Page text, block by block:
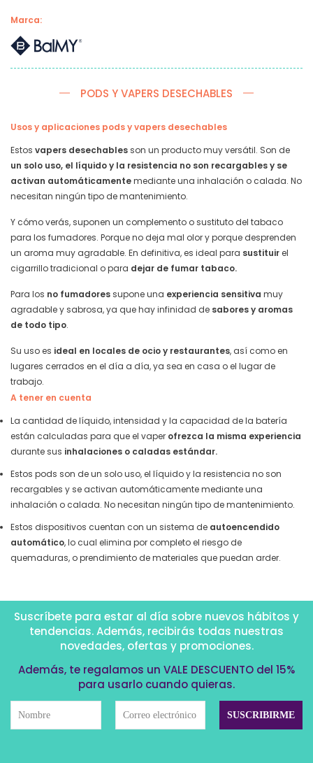
Marca:
PODS Y VAPERS DESECHABLES
Usos y aplicaciones pods y vapers desechables
Estos vapers desechablesson un producto muy versátil. Son de
un solo uso, el líquido y la resistencia no son recargables y se
activan automáticamentemediante una inhalación o calada. No
necesitan ningún tipo de mantenimiento.
Y cómo verás, suponen un complemento o sustituto del tabaco
para los fumadores. Porque no deja mal olor y porque desprenden
un aroma muy agradable. En definitiva, es ideal para sustituir el
cigarrillo tradicional o para dejar de fumar tabaco.
Para los no fumadoressupone una experiencia sensitiva muy
agradable y sabrosa, ya que hay infinidad de sabores y aromas
de todo tipo.
Su uso es ideal en locales de ocio y restaurantes, así como en
lugares cerrados en el día a día, ya sea en casa o el lugar de
trabajo.
A tener en cuenta
La cantidad de líquido, intensidad y la capacidad de la batería
están calculadas para que el vaper ofrezca la misma experiencia
durante sus inhalaciones o caladas estándar.
Estos pods son de un solo uso, el líquido y la resistencia no son
recargables y se activan automáticamente mediante una
inhalación o calada. No necesitan ningún tipo de mantenimiento.
Estos dispositivos cuentan con un sistema de autoencendido
automático, lo cual elimina por completo el riesgo de
quemaduras, o prendimiento de materiales que puedan arder.
Suscríbete para estar al día sobre nuevos hábitos y
tendencias. Además, recibirás todas nuestras
novedades, ofertas y promociones.
Además, te regalamos un VALE DESCUENTO del 15%
para usarlo cuando quieras.